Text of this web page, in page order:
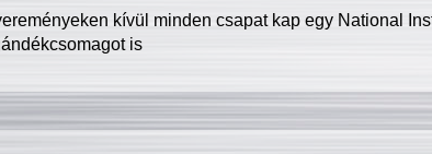
kívül minden csapat kap egy National
is